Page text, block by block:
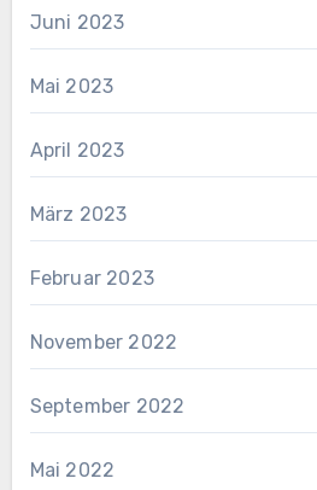
Juni 2023
Mai 2023
April 2023
März 2023
Februar 2023
November 2022
September 2022
Mai 2022